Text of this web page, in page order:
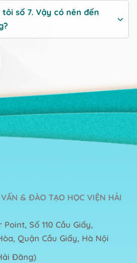
số 7. Vậy có nên đến
& ĐÀO TẠO HỌC VIỆN HẢI
Số 110 Cầu Giấy,
Quận Cầu Giấy, Hà Nội
Đăng)